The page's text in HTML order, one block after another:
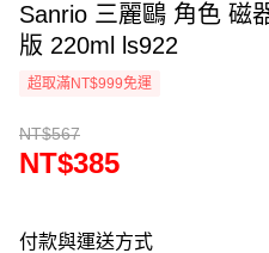
Sanrio 三麗鷗 角色 磁
版 220ml ls922
超取滿NT$999免運
NT$567
NT$385
付款與運送方式